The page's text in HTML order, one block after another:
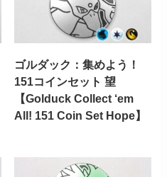
ゴルダック：集めよう！
151コインセット 望
【Golduck Collect ‘em
All! 151 Coin Set Hope】